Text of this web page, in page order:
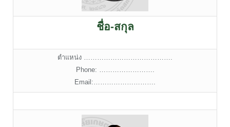
ชื่อ-สกุล
ตำแหน่ง ………………………………….
Phone: …………………….
Email:……………………….